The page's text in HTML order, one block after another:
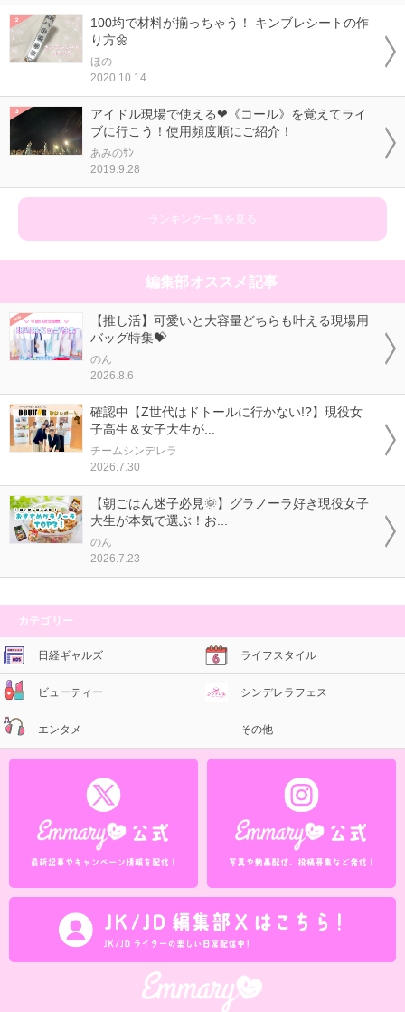
100均で材料が揃っちゃう！ キンブレシートの作
り方🌼
ほの
2020.10.14
アイドル現場で使える❤《コール》を覚えてライ
ブに行こう！使用頻度順にご紹介！
あみのｻﾝ
2019.9.28
ランキング一覧を見る
編集部オススメ記事
【推し活】可愛いと大容量どちらも叶える現場用
バッグ特集💝
のん
2026.8.6
確認中【Z世代はドトールに行かない!?】現役女
子高生＆女子大生が...
チームシンデレラ
2026.7.30
【朝ごはん迷子必見🌞】グラノーラ好き現役女子
大生が本気で選ぶ！お...
のん
2026.7.23
カテゴリー
日経ギャルズ ライフスタイル
ビューティー シンデレラフェス
エンタメ その他